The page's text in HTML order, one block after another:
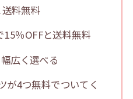
料無料
15％OFFと送料無料
広く選べる
が4つ無料でついてく